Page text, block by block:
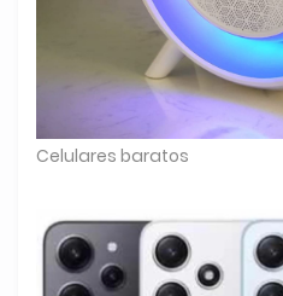
Celulares baratos